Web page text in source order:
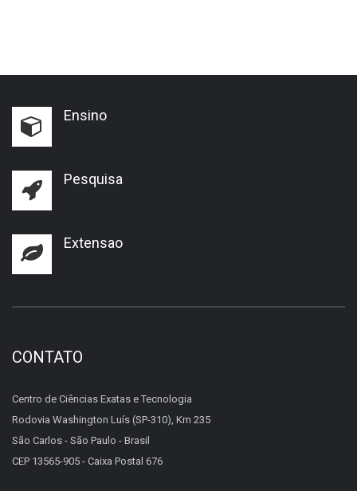
Ensino
Pesquisa
Extensao
CONTATO
Centro de Ciências Exatas e Tecnologia
Rodovia Washington Luís (SP-310), Km 235
São Carlos - São Paulo - Brasil
CEP 13565-905 - Caixa Postal 676